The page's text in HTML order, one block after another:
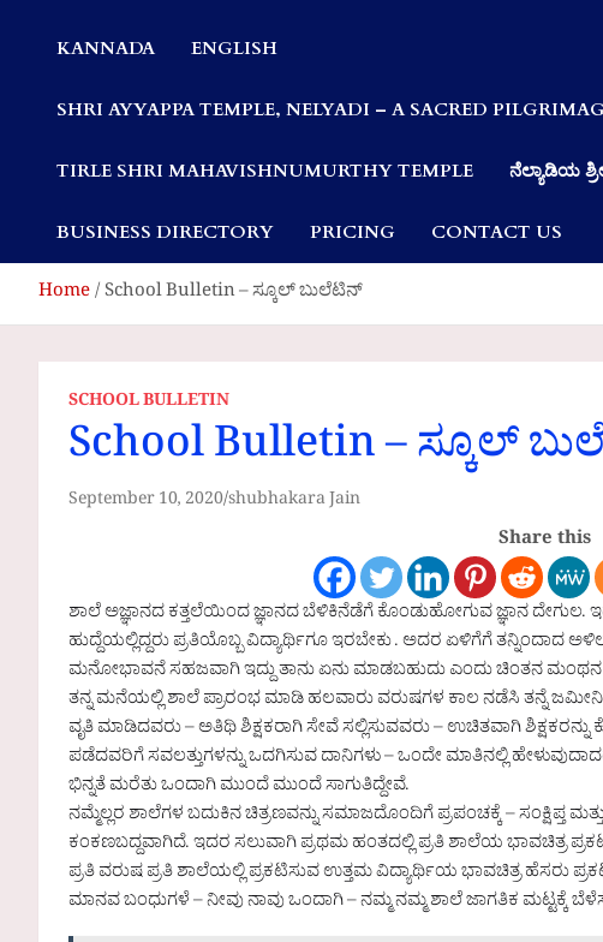
KANNADA ENGLISH
SHRI AYYAPPA TEMPLE, NELYADI – A SACRED
TIRLE SHRI MAHAVISHNUMURTHY TEMPLE ನೆಲ್ಯಾಡಿಯ
BUSINESS DIRECTORY PRICING CONTACT US
Home School Bulletin – ಸ್ಕೂಲ್ ಬುಲೆಟಿನ್
SCHOOL BULLETIN
School Bulletin – ಸ್ಕೂಲ್
September 10, 2020shubhakara Jain
Share this
ಶಾಲೆ ಅಜ್ಞಾನದ ಕತ್ತಲೆಯಿಂದ ಜ್ಞಾನದ ಬೆಳಿಕಿನೆಡೆಗೆ ಕೊಂಡುಹೋಗುವ ಜ್ಞಾನ
ಹುದ್ದೆಯಲ್ಲಿದ್ದರು ಪ್ರತಿಯೊಬ್ಬ ವಿದ್ಯಾರ್ಥಿಗೂ ಇರಬೇಕು . ಅದರ ಏಳಿಗೆಗೆ ತನ್ನಿಂದಾದ
ಮನೋಭಾವನೆ ಸಹಜವಾಗಿ ಇದ್ದು ತಾನು ಏನು ಮಾಡಬಹುದು ಎಂದು ಚಿಂತನ ಮಂಥನ
ತನ್ನ ಮನೆಯಲ್ಲಿ ಶಾಲೆ ಪ್ರಾರಂಭ ಮಾಡಿ ಹಲವಾರು ವರುಷಗಳ ಕಾಲ ನಡೆಸಿ ತನ್ನೆ
ವೃತಿ ಮಾಡಿದವರು – ಅತಿಥಿ ಶಿಕ್ಷಕರಾಗಿ ಸೇವೆ ಸಲ್ಲಿಸುವವರು – ಉಚಿತವಾಗಿ
ಪಡೆದವರಿಗೆ ಸವಲತ್ತುಗಳನ್ನು ಒದಗಿಸುವ ದಾನಿಗಳು – ಒಂದೇ ಮಾತಿನಲ್ಲಿ
ಭಿನ್ನತೆ ಮರೆತು ಒಂದಾಗಿ ಮುಂದೆ ಮುಂದೆ ಸಾಗುತಿದ್ದೇವೆ.
ನಮ್ಮೆಲ್ಲರ ಶಾಲೆಗಳ ಬದುಕಿನ ಚಿತ್ರಣವನ್ನು ಸಮಾಜದೊಂದಿಗೆ ಪ್ರಪಂಚಕ್ಕೆ – ಸಂಕ್ಷಿಪ್ತ
ಕಂಕಣಬದ್ದವಾಗಿದೆ. ಇದರ ಸಲುವಾಗಿ ಪ್ರಥಮ ಹಂತದಲ್ಲಿ ಪ್ರತಿ ಶಾಲೆಯ ಭಾವಚಿತ್ರ
ಪ್ರತಿ ವರುಷ ಪ್ರತಿ ಶಾಲೆಯಲ್ಲಿ ಪ್ರಕಟಿಸುವ ಉತ್ತಮ ವಿದ್ಯಾರ್ಥಿಯ ಭಾವಚಿತ್ರ ಹೆಸರು
ಮಾನವ ಬಂಧುಗಳೆ – ನೀವು ನಾವು ಒಂದಾಗಿ – ನಮ್ಮ ನಮ್ಮ ಶಾಲೆ ಜಾಗತಿಕ ಮಟ್ಟಕ್ಕೆ